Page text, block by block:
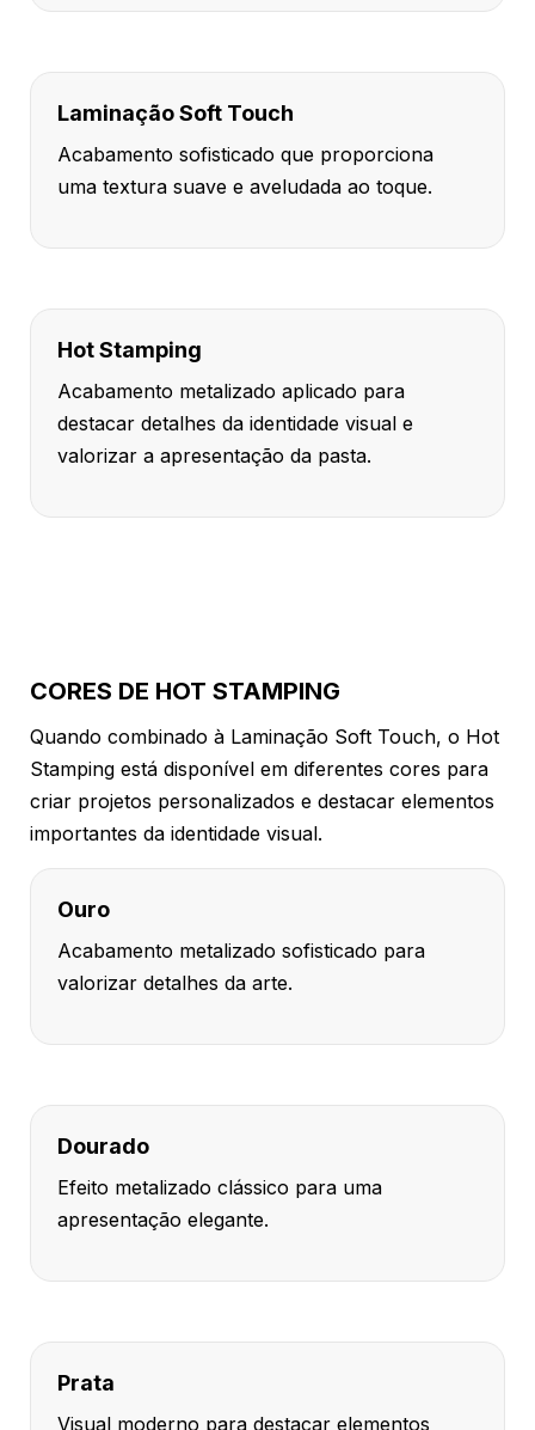
Laminação Soft Touch
Acabamento sofisticado que proporciona
uma textura suave e aveludada ao toque.
Hot Stamping
Acabamento metalizado aplicado para
destacar detalhes da identidade visual e
valorizar a apresentação da pasta.
CORES DE HOT STAMPING
Quando combinado à Laminação Soft Touch, o Hot
Stamping está disponível em diferentes cores para
criar projetos personalizados e destacar elementos
importantes da identidade visual.
Ouro
Acabamento metalizado sofisticado para
valorizar detalhes da arte.
Dourado
Efeito metalizado clássico para uma
apresentação elegante.
Prata
Visual moderno para destacar elementos